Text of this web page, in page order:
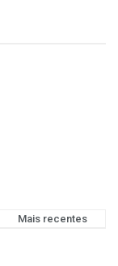
Mais recentes